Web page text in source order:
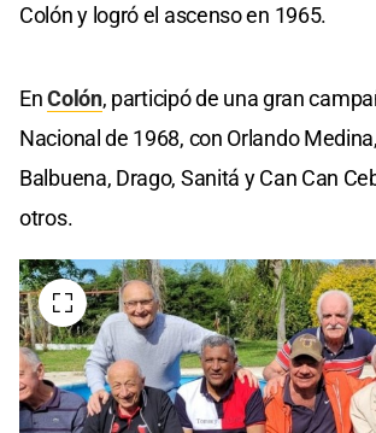
Colón y logró el ascenso en 1965.
EnColón, participó de una gran
Nacional de 1968, con Orlando
Balbuena, Drago, Sanitá y Can Can
otros.